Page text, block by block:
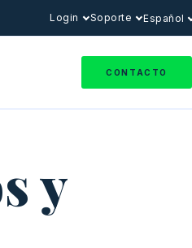
Login Soporte Español
CONTACTO
y